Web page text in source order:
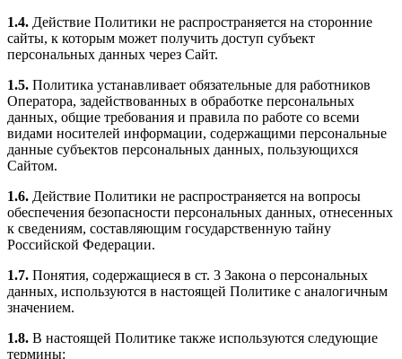
1.4. Действие Политики не распространяется на сторонние
сайты, к которым может получить доступ субъект
персональных данных через Сайт.
1.5. Политика устанавливает обязательные для работников
Оператора, задействованных в обработке персональных
данных, общие требования и правила по работе со всеми
видами носителей информации, содержащими персональные
данные субъектов персональных данных, пользующихся
Сайтом.
1.6. Действие Политики не распространяется на вопросы
обеспечения безопасности персональных данных, отнесенных
к сведениям, составляющим государственную тайну
Российской Федерации.
1.7. Понятия, содержащиеся в ст. 3 Закона о персональных
данных, используются в настоящей Политике с аналогичным
значением.
1.8. В настоящей Политике также используются следующие
термины: